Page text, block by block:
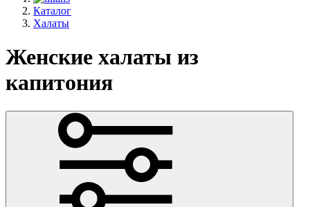
Каталог
Халаты
Женские халаты из
капитония